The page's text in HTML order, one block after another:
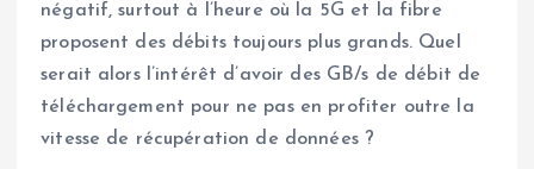
négatif, surtout à l’heure où la 5G et la fibre
proposent des débits toujours plus grands. Quel
serait alors l’intérêt d’avoir des GB/s de débit de
téléchargement pour ne pas en profiter outre la
vitesse de récupération de données ?